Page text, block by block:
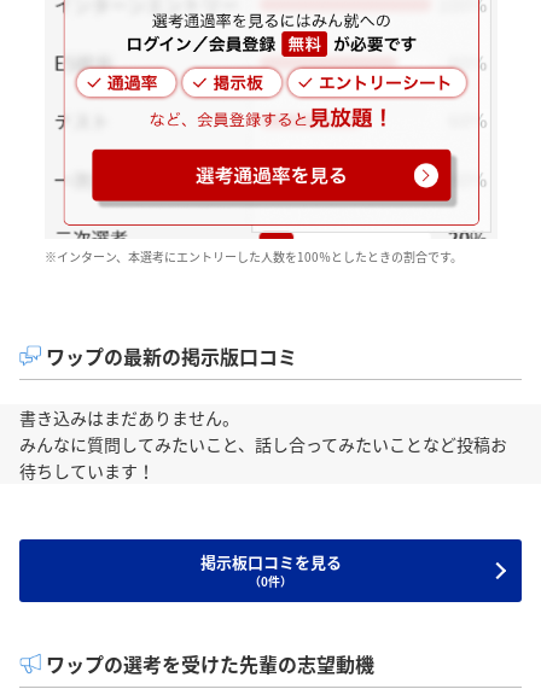
※インターン、本選考にエントリーした人数を100％としたときの割合です。
ワップの最新の掲示版口コミ
書き込みはまだありません。
みんなに質問してみたいこと、話し合ってみたいことなど投稿お
待ちしています！
掲示板口コミを見る
（0件）
ワップの選考を受けた先輩の志望動機